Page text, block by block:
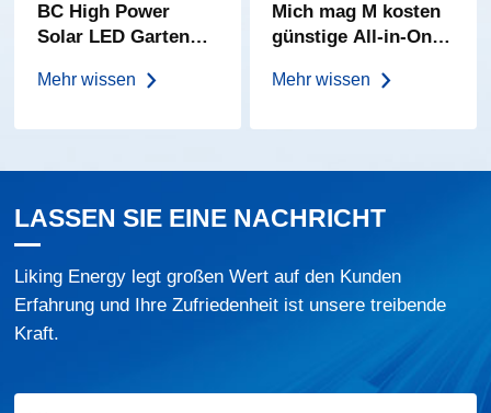
BC High Power
Solar LED Garten
Mehr wissen
Mich mag M kosten
günstige All-in-One
Mehr wissen
LASSEN SIE EINE NACHRICHT
Liking Energy legt großen Wert auf den Kunden
Erfahrung und Ihre Zufriedenheit ist unsere treibende
Kraft.